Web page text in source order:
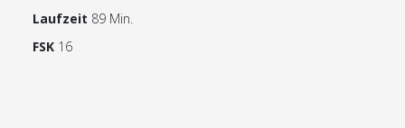
Laufzeit 89 Min.
FSK 16